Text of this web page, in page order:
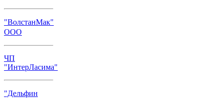
"ВолстанМак"
ООО
ЧП
"ИнтерЛасима"
"Дельфин